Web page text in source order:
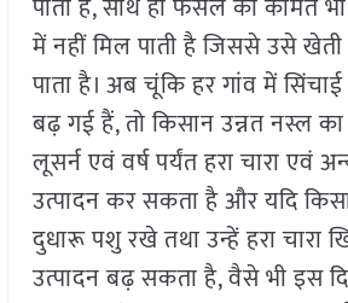
पाता है, साथ ही फसल की कीमत
में नहीं मिल पाती है जिससे उसे खेती
पाता है। अब चूंकि हर गांव में
बढ़ गई हैं, तो किसान उन्नत नस्ल
लूसर्न एवं वर्ष पर्यंत हरा चारा एवं
उत्पादन कर सकता है और यदि
दुधारू पशु रखे तथा उन्हें हरा चारा
उत्पादन बढ़ सकता है, वैसे भी इस